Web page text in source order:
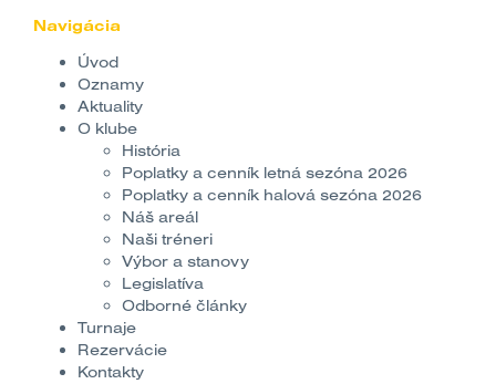
Navigácia
Úvod
Oznamy
Aktuality
O klube
História
Poplatky a cenník letná sezóna 2026
Poplatky a cenník halová sezóna 2026
Náš areál
Naši tréneri
Výbor a stanovy
Legislatíva
Odborné články
Turnaje
Rezervácie
Kontakty